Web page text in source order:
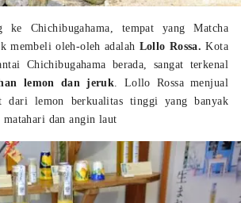
ke Chichibugahama, tempat yang Matcha
membeli oleh-oleh adalah Lollo Rossa.Kota
Chichibugahama berada, sangat terkenal
lemon dan jeruk. Lollo Rossa menjual
dari lemon berkualitas tinggi yang banyak
dan angin laut